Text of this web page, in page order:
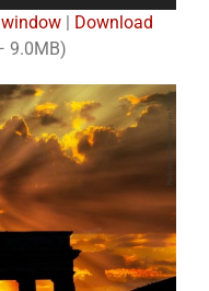
Download
9.0MB)